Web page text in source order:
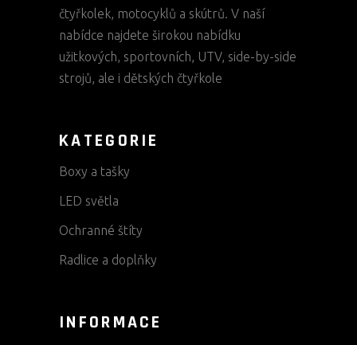
čtyřkolek, motocyklů a skútrů. V naší
nabídce najdete širokou nabídku
užitkových, sportovních, UTV, side-by-side
strojů, ale i dětských čtyřkole
KATEGORIE
Boxy a tašky
LED světla
Ochranné štíty
Radlice a doplňky
INFORMACE